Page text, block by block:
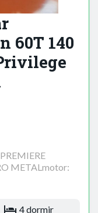
60T 140
METALmotor:
4 dormir